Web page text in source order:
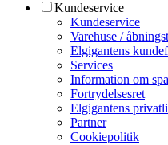
Kundeservice
Kundeservice
Varehuse /
Elgigantens
Services
Information om
Fortrydelsesret
Elgigantens
Partner
Cookiepolitik